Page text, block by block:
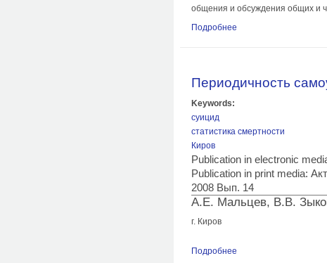
общения и обсуждения общих и
Подробнее
Периодичность
Keywords:
суицид
статистика смертности
Киров
Publication in electronic
Publication in print media:
2008 Вып. 14
А.Е. Мальцев, В.В.
г. Киров
Подробнее